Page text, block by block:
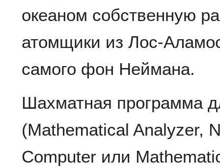
океаном собственную
атомщики из Лос-
самого фон Неймана.
Шахматная программа
(Mathematical Analyzer,
Computer или